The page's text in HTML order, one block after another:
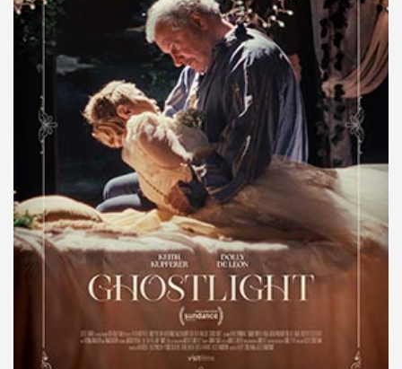
13 Nisan 2025 - 16:00 Paribu Cineverse Nautilus
17 Nisan 2025 - 16:00 Cinewam City's 7